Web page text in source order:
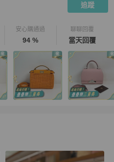
追蹤
安心購通過
94 %
聊聊回覆
當天回覆